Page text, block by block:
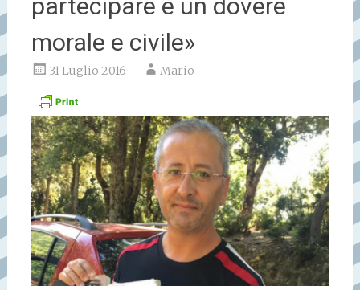
partecipare è un dovere
morale e civile»
31 Luglio 2016 Mario